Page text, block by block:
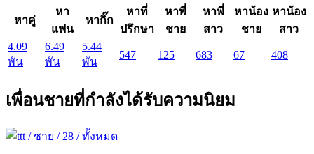
หาคู่
หา
แฟน
หากิ๊ก
หาที่
ปรึกษา
หาพี่
ชาย
หาพี่
สาว
หาน้อง
ชาย
หาน้อง
สาว
4.09
พัน
6.49
พัน
5.44
พัน
547 125 683 67 408
เพื่อนชายที่กำลังได้รับความนิยม